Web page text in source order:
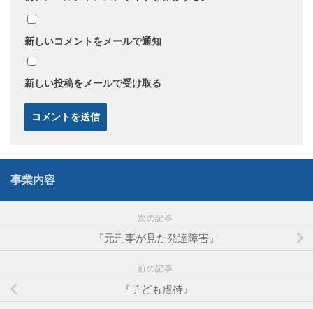
新しいコメントをメールで通知
新しい投稿をメールで受け取る
事業内容
次の記事
『元刑事が見た発達障害』
前の記事
『子ども虐待』